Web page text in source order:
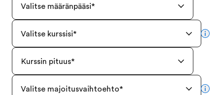
Valitse määränpääsi*
Valitse kurssisi*
Kurssin pituus*
Valitse majoitusvaihtoehto*